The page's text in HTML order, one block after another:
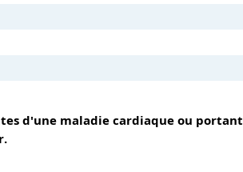
d'une maladie cardiaque ou portant